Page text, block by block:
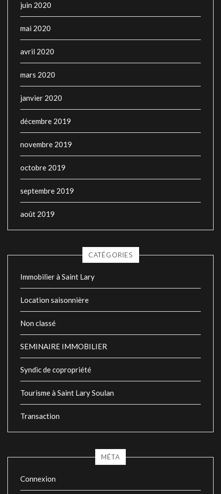
juin 2020
mai 2020
avril 2020
mars 2020
janvier 2020
décembre 2019
novembre 2019
octobre 2019
septembre 2019
août 2019
CATÉGORIES
Immobilier à Saint Lary
Location saisonnière
Non classé
SEMINAIRE IMMOBILIER
Syndic de copropriété
Tourisme à Saint Lary Soulan
Transaction
MÉTA
Connexion